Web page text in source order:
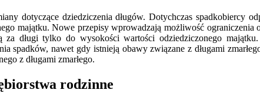
dotyczące dziedziczenia długów. Dotychczas spadkobiercy
majątku. Nowe przepisy wprowadzają możliwość
za długi tylko do wysokości wartości odziedziczonego
spadków, nawet gdy istnieją obawy związane z długami
z długami zmarłego.
rodzinne